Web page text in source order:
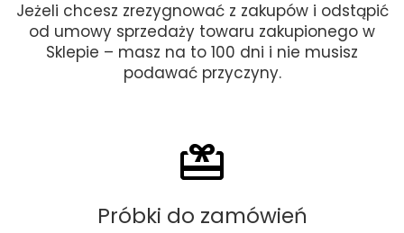
Jeżeli chcesz zrezygnować z zakupów i odstąpić
od umowy sprzedaży towaru zakupionego w
Sklepie – masz na to 100 dni i nie musisz
podawać przyczyny.
Próbki do zamówień